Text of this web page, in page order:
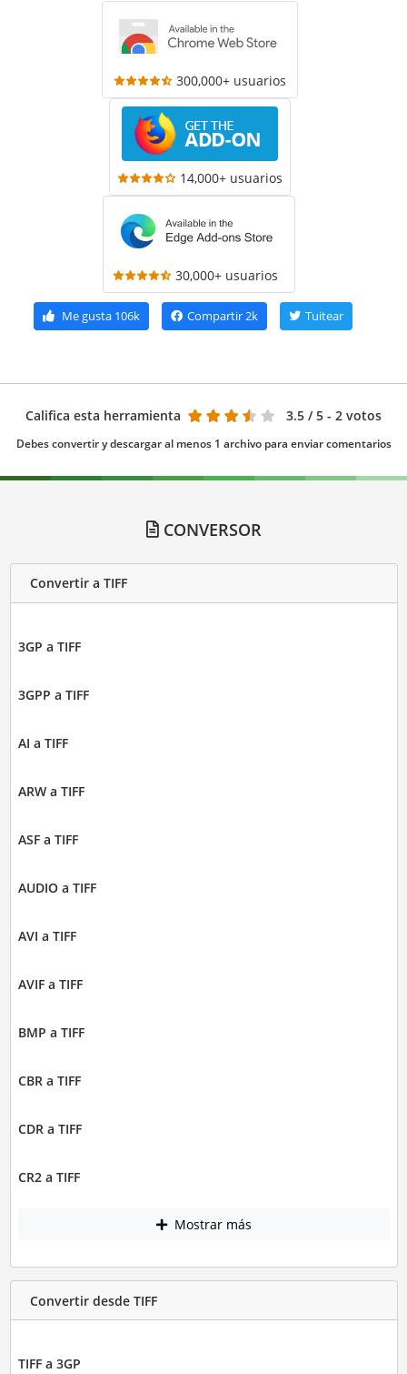
300,000+ usuarios
14,000+ usuarios
30,000+ usuarios
Me gusta106k Compartir2k Tuitear
Califica esta herramienta 3.5 / 5 - 2 votos
Debes convertir y descargar al menos 1 archivo para enviar comentarios
CONVERSOR
Convertir a TIFF
3GP a TIFF
3GPP a TIFF
AI a TIFF
ARW a TIFF
ASF a TIFF
AUDIO a TIFF
AVI a TIFF
AVIF a TIFF
BMP a TIFF
CBR a TIFF
CDR a TIFF
CR2 a TIFF
Mostrar más
Convertir desde TIFF
TIFF a 3GP